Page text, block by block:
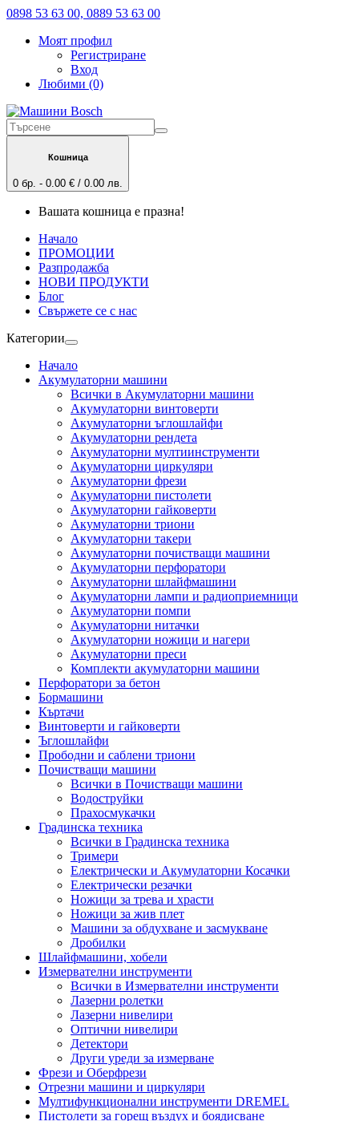
0898 53 63 00, 0889 53 63 00
Моят профил
Регистриране
Вход
Любими (0)
Кошница
0 бр. - 0.00 € / 0.00 лв.
Вашата кошница е празна!
Начало
ПРОМОЦИИ
Разпродажба
НОВИ ПРОДУКТИ
Блог
Свържете се с нас
Категории
Начало
Акумулаторни машини
Всички в Акумулаторни машини
Акумулаторни винтоверти
Акумулаторни ъглошлайфи
Акумулаторни рендета
Акумулаторни мултиинструменти
Акумулаторни циркуляри
Акумулаторни фрези
Акумулаторни пистолети
Акумулаторни гайковерти
Акумулаторни триони
Акумулаторни такери
Акумулаторни почистващи машини
Акумулаторни перфоратори
Акумулаторни шлайфмашини
Акумулаторни лампи и радиоприемници
Акумулаторни помпи
Акумулаторни нитачки
Акумулаторни ножици и нагери
Акумулаторни преси
Комплекти акумулаторни машини
Перфоратори за бетон
Бормашини
Къртачи
Винтоверти и гайковерти
Ъглошлайфи
Прободни и саблени триони
Почистващи машини
Всички в Почистващи машини
Водоструйки
Прахосмукачки
Градинска техника
Всички в Градинска техника
Тримери
Електрически и Акумулаторни Косачки
Електрически резачки
Ножици за трева и храсти
Ножици за жив плет
Машини за обдухване и засмукване
Дробилки
Шлайфмашини, хобели
Измервателни инструменти
Всички в Измервателни инструменти
Лазерни ролетки
Лазерни нивелири
Оптични нивелири
Детектори
Други уреди за измерване
Фрези и Оберфрези
Отрезни машини и циркуляри
Мултифункционални инструменти DREMEL
Пистолети за горещ въздух и боядисване